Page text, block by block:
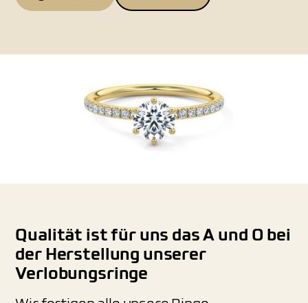
Qualität ist für uns das A und O bei
der Herstellung unserer
Verlobungsringe